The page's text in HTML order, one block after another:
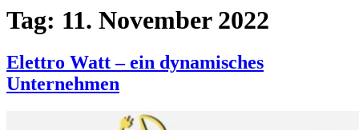
Tag: 11. November 2022
Elettro Watt – ein dynamisches
Unternehmen